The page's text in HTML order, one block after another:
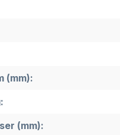
(mm):
(mm):